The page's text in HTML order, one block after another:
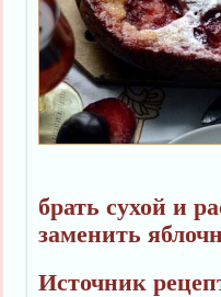
брать сухой и
заменить
Источник